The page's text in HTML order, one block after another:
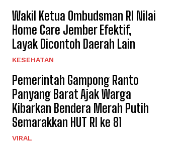
Wakil Ketua Ombudsman RI Nilai
Home Care Jember Efektif,
Layak Dicontoh Daerah Lain
KESEHATAN
Pemerintah Gampong Ranto
Panyang Barat Ajak Warga
Kibarkan Bendera Merah Putih
Semarakkan HUT RI ke 81
VIRAL